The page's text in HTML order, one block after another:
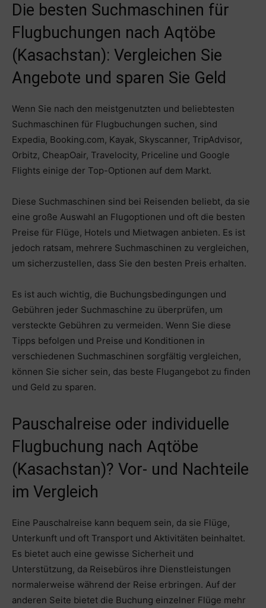
Die besten Suchmaschinen für
Flugbuchungen nach Aqtöbe
(Kasachstan): Vergleichen Sie
Angebote und sparen Sie Geld
Wenn Sie nach den meistgenutzten und beliebtesten
Suchmaschinen für Flugbuchungen suchen, sind
Expedia, Booking.com, Kayak, Skyscanner, TripAdvisor,
Orbitz, CheapOair, Travelocity, Priceline und Google
Flights einige der Top-Optionen auf dem Markt.
Diese Suchmaschinen sind bei Reisenden beliebt, da sie
eine große Auswahl an Flugoptionen und oft die besten
Preise für Flüge, Hotels und Mietwagen anbieten. Es ist
jedoch ratsam, mehrere Suchmaschinen zu vergleichen,
um sicherzustellen, dass Sie den besten Preis erhalten.
Es ist auch wichtig, die Buchungsbedingungen und
Gebühren jeder Suchmaschine zu überprüfen, um
versteckte Gebühren zu vermeiden. Wenn Sie diese
Tipps befolgen und Preise und Konditionen in
verschiedenen Suchmaschinen sorgfältig vergleichen,
können Sie sicher sein, das beste Flugangebot zu finden
und Geld zu sparen.
Pauschalreise oder individuelle
Flugbuchung nach Aqtöbe
(Kasachstan)? Vor- und Nachteile
im Vergleich
Eine Pauschalreise kann bequem sein, da sie Flüge,
Unterkunft und oft Transport und Aktivitäten beinhaltet.
Es bietet auch eine gewisse Sicherheit und
Unterstützung, da Reisebüros ihre Dienstleistungen
normalerweise während der Reise erbringen. Auf der
anderen Seite bietet die Buchung einzelner Flüge mehr